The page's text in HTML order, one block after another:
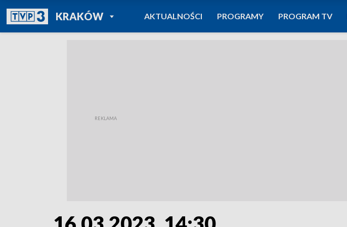
KRAKÓWPOWRÓT DO
TVP REGIONY
AKTUALNOŚCI PROGRAMY PROGRAM TV